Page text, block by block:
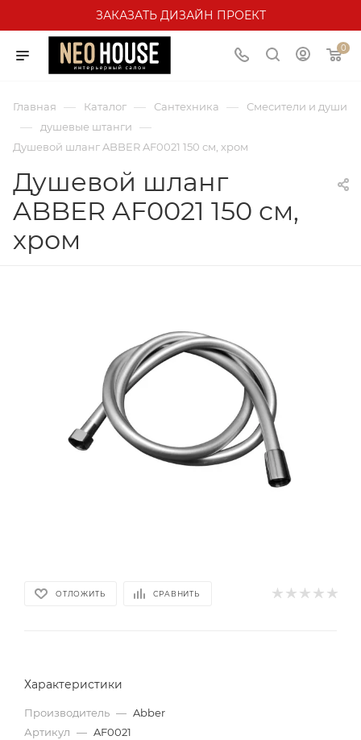
ЗАКАЗАТЬ ДИЗАЙН ПРОЕКТ
0
Главная — Каталог — Сантехника — Смесители и души
— душевые штанги —
Душевой шланг ABBER AF0021 150 см, хром
Душевой шланг
ABBER AF0021 150 см,
хром
ОТЛОЖИТЬ СРАВНИТЬ
Характеристики
Производитель — Abber
Артикул — AF0021